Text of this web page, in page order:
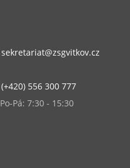
sekretariat@zsgvitkov.cz
(+420) 556 300 777
Po-Pá: 7:30 - 15:30